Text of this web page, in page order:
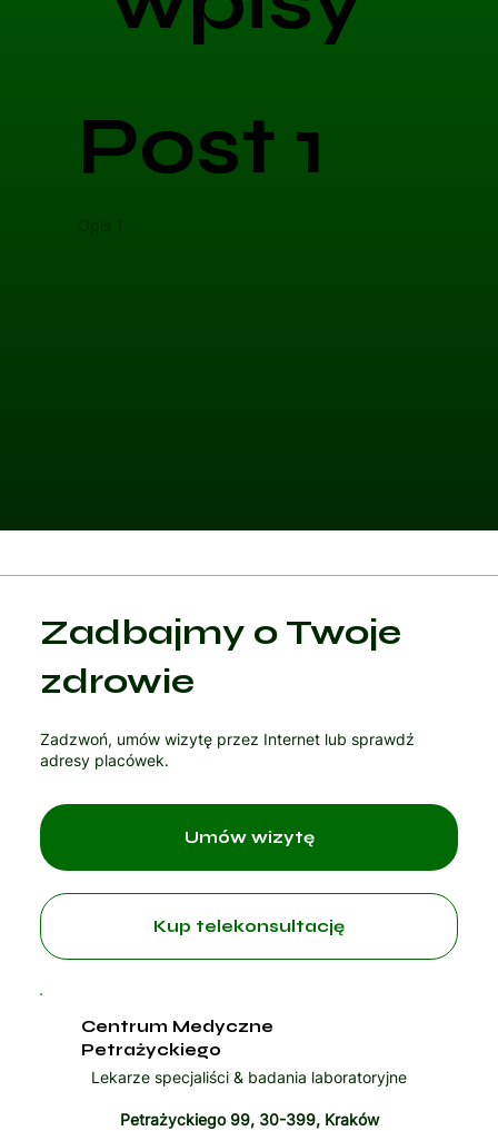
Post 1
Opis 1
Zadbajmy o Twoje
zdrowie
Zadzwoń, umów wizytę przez Internet lub sprawdź
adresy placówek.
Kup telekonsultację
Centrum Medyczne
Petrażyckiego
Lekarze specjaliści & badania laboratoryjne
Petrażyckiego 99, 30-399, Kraków
Umów wizytę